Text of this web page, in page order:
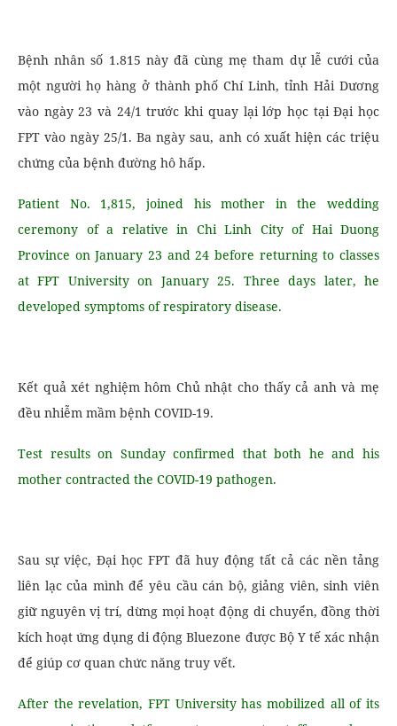
Bệnh nhân số 1.815 này đã cùng mẹ tham dự lễ cưới của
một người họ hàng ở thành phố Chí Linh, tỉnh Hải Dương
vào ngày 23 và 24/1 trước khi quay lại lớp học tại Đại học
FPT vào ngày 25/1. Ba ngày sau, anh có xuất hiện các triệu
chứng của bệnh đường hô hấp.
Patient No. 1,815, joined his mother in the wedding
ceremony of a relative in Chi Linh City of Hai Duong
Province on January 23 and 24 before returning to classes
at FPT University on January 25. Three days later, he
developed symptoms of respiratory disease.
Kết quả xét nghiệm hôm Chủ nhật cho thấy cả anh và mẹ
đều nhiễm mầm bệnh COVID-19.
Test results on Sunday confirmed that both he and his
mother contracted the COVID-19 pathogen.
Sau sự việc, Đại học FPT đã huy động tất cả các nền tảng
liên lạc của mình để yêu cầu cán bộ, giảng viên, sinh viên
giữ nguyên vị trí, dừng mọi hoạt động di chuyển, đồng thời
kích hoạt ứng dụng di động Bluezone được Bộ Y tế xác nhận
để giúp cơ quan chức năng truy vết.
After the revelation, FPT University has mobilized all of its